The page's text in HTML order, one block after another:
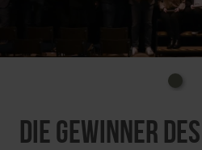
Die Gewinner des